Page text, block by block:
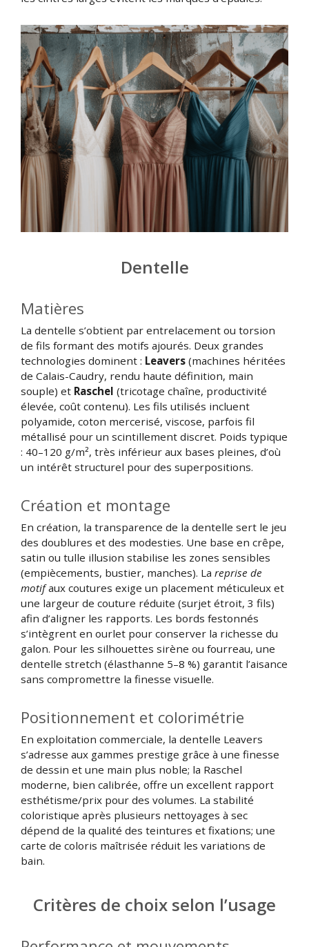
Dentelle
Matières
La dentelle s’obtient par entrelacement ou torsion
de fils formant des motifs ajourés. Deux grandes
technologies dominent : Leavers (machines héritées
de Calais-Caudry, rendu haute définition, main
souple) et Raschel (tricotage chaîne, productivité
élevée, coût contenu). Les fils utilisés incluent
polyamide, coton mercerisé, viscose, parfois fil
métallisé pour un scintillement discret. Poids typique
: 40–120 g/m², très inférieur aux bases pleines, d’où
un intérêt structurel pour des superpositions.
Création et montage
En création, la transparence de la dentelle sert le jeu
des doublures et des modesties. Une base en crêpe,
satin ou tulle illusion stabilise les zones sensibles
(empiècements, bustier, manches). La reprise de
motifaux coutures exige un placement méticuleux et
une largeur de couture réduite (surjet étroit, 3 fils)
afin d’aligner les rapports. Les bords festonnés
s’intègrent en ourlet pour conserver la richesse du
galon. Pour les silhouettes sirène ou fourreau, une
dentelle stretch (élasthanne 5–8 %) garantit l’aisance
sans compromettre la finesse visuelle.
Positionnement et colorimétrie
En exploitation commerciale, la dentelle Leavers
s’adresse aux gammes prestige grâce à une finesse
de dessin et une main plus noble; la Raschel
moderne, bien calibrée, offre un excellent rapport
esthétisme/prix pour des volumes. La stabilité
coloristique après plusieurs nettoyages à sec
dépend de la qualité des teintures et fixations; une
carte de coloris maîtrisée réduit les variations de
bain.
Critères de choix selon l’usage